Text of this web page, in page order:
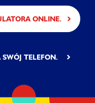
ONLINE.
TELEFON.